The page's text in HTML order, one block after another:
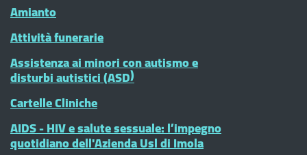
Amianto
Attività funerarie
Assistenza ai minori con autismo e
disturbi autistici (ASD)
Cartelle Cliniche
AIDS - HIV e salute sessuale: l’impegno
quotidiano dell'Azienda Usl di Imola